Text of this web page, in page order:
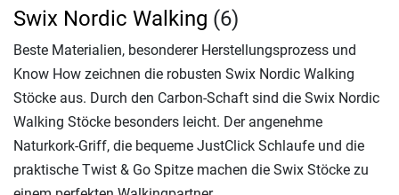
Swix Nordic Walking (6)
Beste Materialien, besonderer Herstellungsprozess und
Know How zeichnen die robusten Swix Nordic Walking
Stöcke aus. Durch den Carbon-Schaft sind die Swix Nordic
Walking Stöcke besonders leicht. Der angenehme
Naturkork-Griff, die bequeme JustClick Schlaufe und die
praktische Twist & Go Spitze machen die Swix Stöcke zu